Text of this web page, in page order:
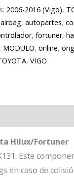
2006-2016 (Vigo),
airbag,autopartes,
,fortuner,
, MODULO,online,
,VIGO
Hilux/Fortuner
Este
en caso de